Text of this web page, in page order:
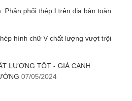
Phân phối thép I trên địa bàn toàn
hình chữ V chất lượng vượt trội
LƯỢNG TỐT - GIÁ CẠNH
07/05/2024